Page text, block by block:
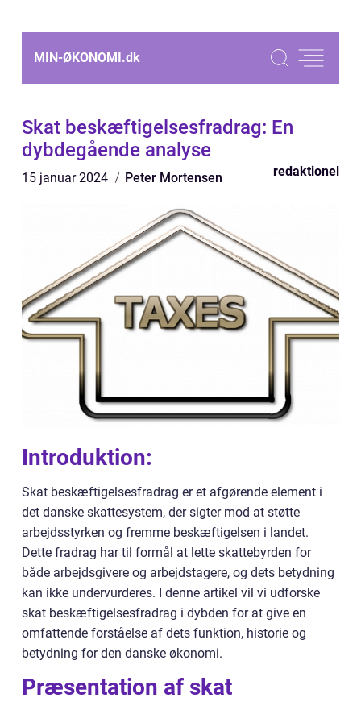
MIN-ØKONOMI.dk
Skat beskæftigelsesfradrag: En
dybdegående analyse
15 januar 2024 Peter Mortensen redaktionel
Introduktion:
Skat beskæftigelsesfradrag er et afgørende element i
det danske skattesystem, der sigter mod at støtte
arbejdsstyrken og fremme beskæftigelsen i landet.
Dette fradrag har til formål at lette skattebyrden for
både arbejdsgivere og arbejdstagere, og dets betydning
kan ikke undervurderes. I denne artikel vil vi udforske
skat beskæftigelsesfradrag i dybden for at give en
omfattende forståelse af dets funktion, historie og
betydning for den danske økonomi.
Præsentation af skat